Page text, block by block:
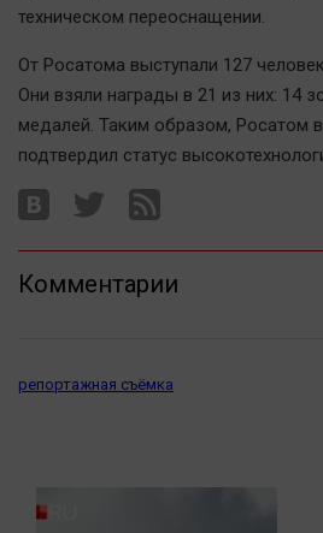
Bookworms
English version
Online-консультация
Актуальная тема
Афиша
Гороскоп
Качество жизни
техническом переоснащении.
От Росатома выступали 127
Они взяли награды в 21 из них: 14
медалей. Таким образом, Росатом
подтвердил статус
Комментарии
репортажная съёмка